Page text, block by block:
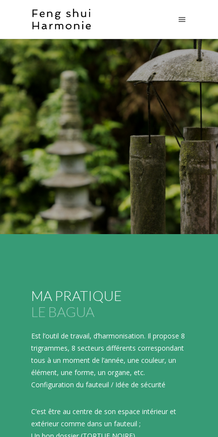
MA PRATIQUE
LE BAGUA
Est l’outil de travail, d’harmonisation. Il propose 8
trigrammes, 8 secteurs différents correspondant
tous à un moment de l’année, une couleur, un
élément, une forme, un organe, etc.
Configuration du fauteuil / Idée de sécurité
C’est être au centre de son espace intérieur et
extérieur comme dans un fauteuil ;